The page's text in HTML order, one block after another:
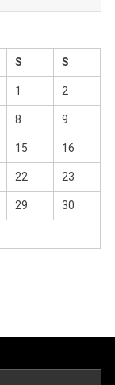
S S
1 2
8 9
15 16
22 23
29 30